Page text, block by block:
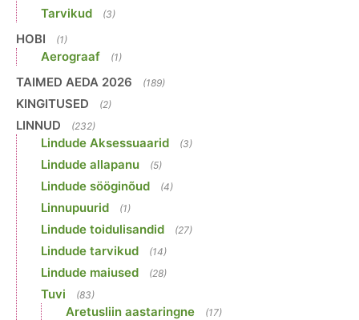
Tarvikud (3)
HOBI (1)
Aerograaf (1)
TAIMED AEDA 2026 (189)
KINGITUSED (2)
LINNUD (232)
Lindude Aksessuaarid (3)
Lindude allapanu (5)
Lindude sööginõud (4)
Linnupuurid (1)
Lindude toidulisandid (27)
Lindude tarvikud (14)
Lindude maiused (28)
Tuvi (83)
Aretusliin aastaringne (17)